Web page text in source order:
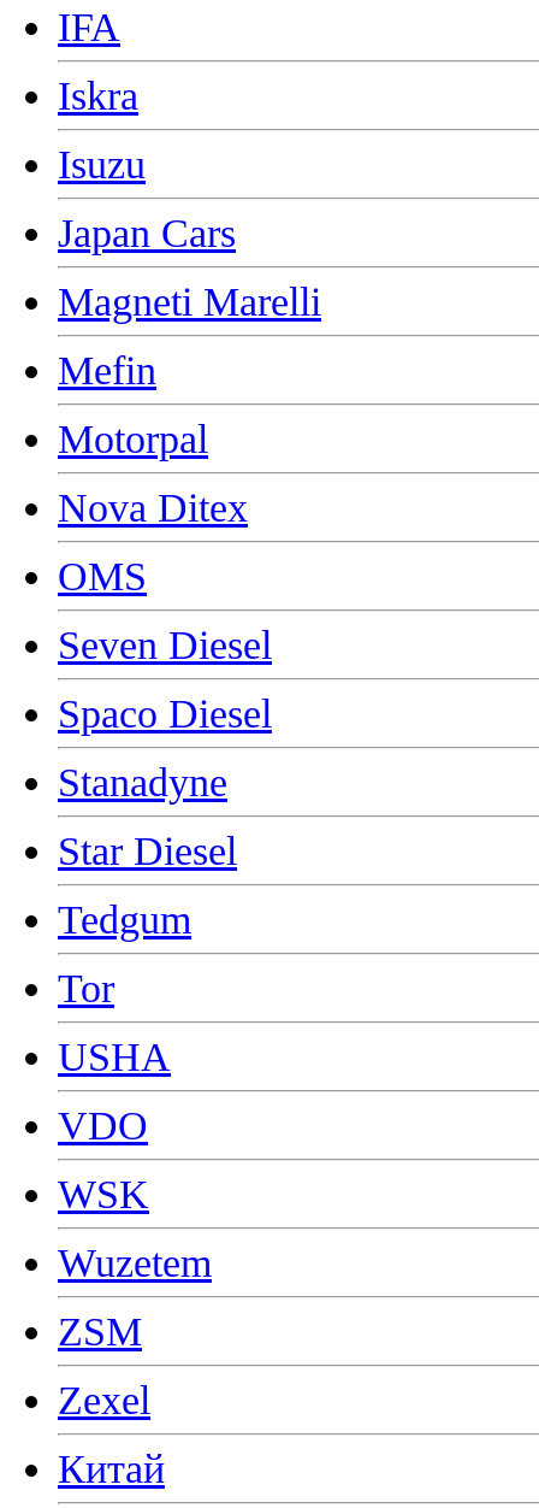
IFA
Iskra
Isuzu
Japan Cars
Magneti Marelli
Mefin
Motorpal
Nova Ditex
OMS
Seven Diesel
Spaco Diesel
Stanadyne
Star Diesel
Tedgum
Tor
USHA
VDO
WSK
Wuzetem
ZSM
Zexel
Китай